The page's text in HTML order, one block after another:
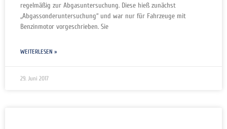
regelmäßig zur Abgasuntersuchung. Diese hieß zunächst
„Abgassonderuntersuchung“ und war nur für Fahrzeuge mit
Benzinmotor vorgeschrieben. Sie
WEITERLESEN »
29. Juni 2017